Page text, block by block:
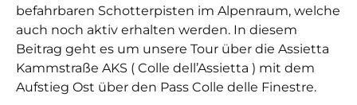
befahrbaren Schotterpisten im Alpenraum, welche
auch noch aktiv erhalten werden. In diesem
Beitrag geht es um unsere Tour über die Assietta
Kammstraße AKS ( Colle dell’Assietta ) mit dem
Aufstieg Ost über den Pass Colle delle Finestre.